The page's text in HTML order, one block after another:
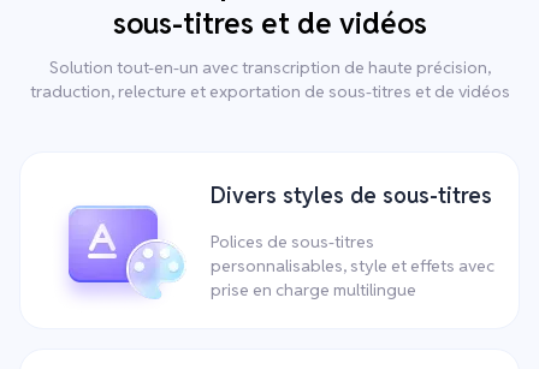
sous-titres et de vidéos
Solution tout-en-un avec transcription de haute précision,
traduction, relecture et exportation de sous-titres et de vidéos
Divers styles de sous-titres
Polices de sous-titres
personnalisables, style et effets avec
prise en charge multilingue